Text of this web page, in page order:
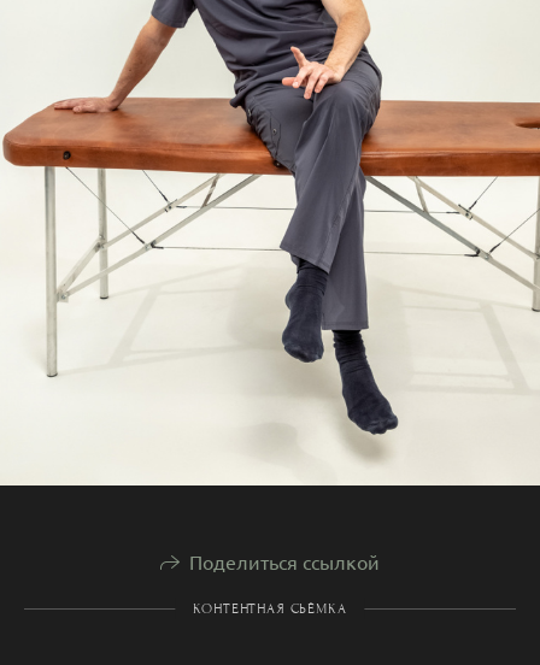
Поделиться ссылкой
КОНТЕНТНАЯ СЬЁМКА